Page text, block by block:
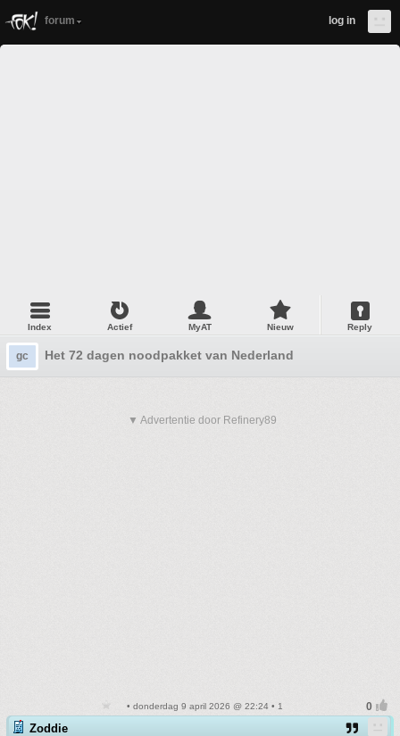
forum log in
Index Actief MyAT Nieuw Reply
gc Het 72 dagen noodpakket van Nederland
▼ Advertentie door Refinery89
• donderdag 9 april 2026 @ 22:24 • 1
Zoddie